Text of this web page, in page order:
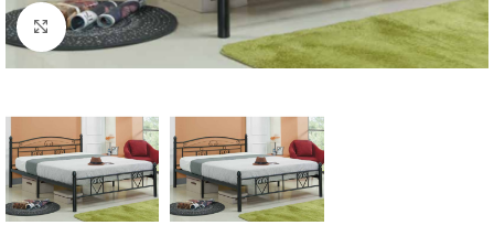
Click to enlarge